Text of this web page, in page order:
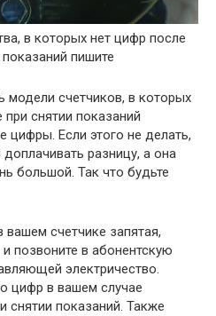
в которых нет цифр после
пишите
модели счетчиков, в которых
при снятии показаний
цифры. Если этого не делать,
разницу, а она
большой. Так что будьте
вашем счетчике запятая,
позвоните в абонентскую
электричество.
цифр в вашем случае
снятии показаний. Также